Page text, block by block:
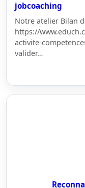
jobcoaching
Notre atelier Bilan
https://
activite-
valider…